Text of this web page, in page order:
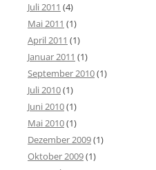
Juli 2011 (4)
Mai 2011 (1)
April 2011 (1)
Januar 2011 (1)
September 2010(1)
Juli 2010(1)
Juni 2010(1)
Mai 2010(1)
Dezember 2009(1)
Oktober 2009(1)